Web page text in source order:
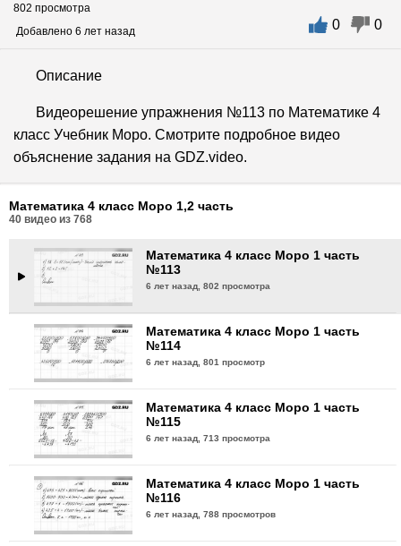
802 просмотра
Добавлено 6 лет назад
0 0
Описание
Видеорешение упражнения №113 по Математике 4
класс Учебник Моро. Смотрите подробное видео
объяснение задания на GDZ.video.
Математика 4 класс Моро 1,2 часть
40 видео из 768
Математика 4 класс Моро 1 часть
№111
6 лет назад,841 просмотр
6 лет назад,718 просмотра
Математика 4 класс Моро 1 часть
№113
6 лет назад,802 просмотра
Математика 4 класс Моро 1 часть
№114
6 лет назад,801 просмотр
Математика 4 класс Моро 1 часть
№115
6 лет назад,713 просмотра
Математика 4 класс Моро 1 часть
№116
6 лет назад,788 просмотров